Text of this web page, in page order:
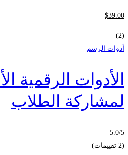
$39 .00
(2)
أدوات الرسم
الأدوات الرقمية
لمشاركة الطلاب
5.0/5
(2 تقييمات)